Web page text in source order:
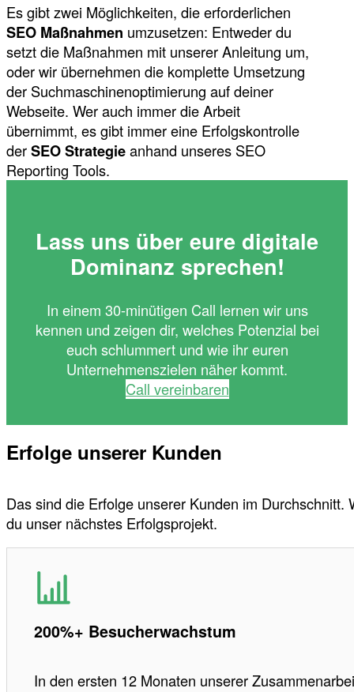
Es gibt zwei Möglichkeiten, die erforderlichen
SEO Maßnahmen umzusetzen: Entweder du
setzt die Maßnahmen mit unserer Anleitung um,
oder wir übernehmen die komplette Umsetzung
der Suchmaschinenoptimierung auf deiner
Webseite. Wer auch immer die Arbeit
übernimmt, es gibt immer eine Erfolgskontrolle
derSEO Strategieanhand unseres SEO
Reporting Tools.
Lass uns über eure digitale
Dominanz sprechen!
In einem 30-minütigen Call lernen wir uns
kennen und zeigen dir, welches Potenzial bei
euch schlummert und wie ihr euren
Unternehmenszielen näher kommt.
Call vereinbaren
Erfolge unserer Kunden
Das sind die Erfolge unserer Kunden im Durchschnitt.
du unser nächstes Erfolgsprojekt.
200%+ Besucherwachstum
In den ersten 12 Monaten unserer